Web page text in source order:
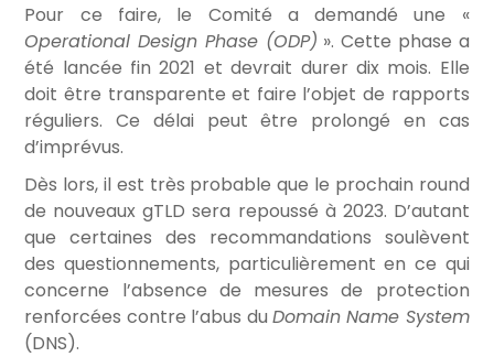
Pour ce faire, le Comité a demandé une «
Operational Design Phase (ODP) ». Cette phase a
été lancée fin 2021 et devrait durer dix mois. Elle
doit être transparente et faire l’objet de rapports
réguliers. Ce délai peut être prolongé en cas
d’imprévus.
Dès lors, il est très probable que le prochain round
de nouveaux gTLD sera repoussé à 2023. D’autant
que certaines des recommandations soulèvent
des questionnements, particulièrement en ce qui
concerne l’absence de mesures de protection
renforcées contre l’abus du Domain Name System
(DNS).